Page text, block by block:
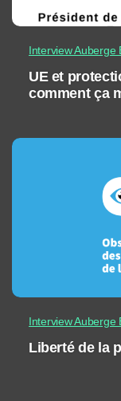
Interview Auberge
UE et
comment ça
Interview Auberge
Liberté de la